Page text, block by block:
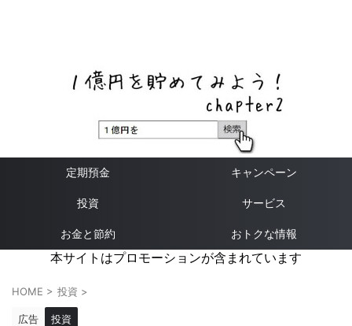
定期預金 キャンペーン
投資 サービス
お金と節約 おトクな情報
本サイトはプロモーションが含まれています
HOME > 投資 >
広告 投資